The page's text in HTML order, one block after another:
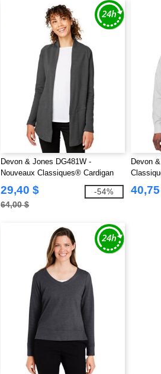
Devon & Jones DG481W -
Nouveaux Classiques® Cardigan
Charleston pour Femmes
29,40 $
64,00 $
-54%
Devon